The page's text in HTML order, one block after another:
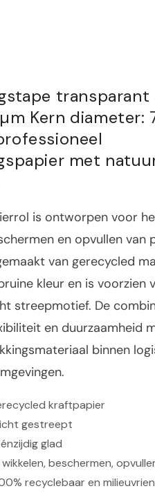
transparant
Kern diameter:
met
is ontworpen voor
en opvullen van
van gerecycled
kleur en is voorzien
streepmotief. De
en duurzaamheid
binnen
kraftpapier
gestreept
glad
wikkelen, beschermen,
recyclebaar en